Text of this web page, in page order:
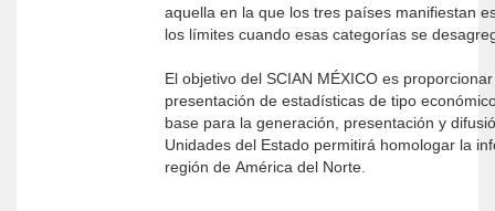
aquella en la que los tres países manifiestan
los límites cuando esas categorías se
El objetivo del SCIAN MÉXICO es
presentación de estadísticas de tipo
base para la generación, presentación y
Unidades del Estado permitirá homologar la información económica que se produce en el país, y con ello contribuir a la de la
región de América del Norte.